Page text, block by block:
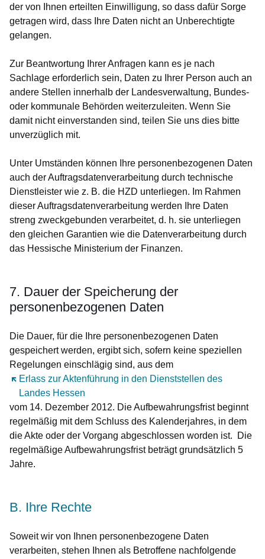
der von Ihnen erteilten Einwilligung, so dass dafür Sorge
getragen wird, dass Ihre Daten nicht an Unberechtigte
gelangen.
Zur Beantwortung Ihrer Anfragen kann es je nach
Sachlage erforderlich sein, Daten zu Ihrer Person auch an
andere Stellen innerhalb der Landesverwaltung, Bundes-
oder kommunale Behörden weiterzuleiten. Wenn Sie
damit nicht einverstanden sind, teilen Sie uns dies bitte
unverzüglich mit.
Unter Umständen können Ihre personenbezogenen Daten
auch der Auftragsdatenverarbeitung durch technische
Dienstleister wie z. B. die HZD unterliegen. Im Rahmen
dieser Auftragsdatenverarbeitung werden Ihre Daten
streng zweckgebunden verarbeitet, d. h. sie unterliegen
den gleichen Garantien wie die Datenverarbeitung durch
das Hessische Ministerium der Finanzen.
7. Dauer der Speicherung der
personenbezogenen Daten
Die Dauer, für die Ihre personenbezogenen Daten
gespeichert werden, ergibt sich, sofern keine speziellen
Regelungen einschlägig sind, aus dem
Erlass zur Aktenführung in den Dienststellen des
Landes Hessen
Öffnet sich in einem neuen Fenster
vom 14. Dezember 2012. Die Aufbewahrungsfrist beginnt
regelmäßig mit dem Schluss des Kalenderjahres, in dem
die Akte oder der Vorgang abgeschlossen worden ist. Die
regelmäßige Aufbewahrungsfrist beträgt grundsätzlich 5
Jahre.
B. Ihre Rechte
Soweit wir von Ihnen personenbezogene Daten
verarbeiten, stehen Ihnen als Betroffene nachfolgende